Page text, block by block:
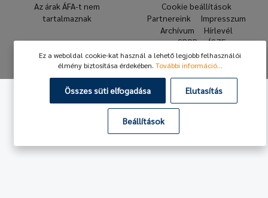
© 2026 Hafner Pneumatika
Az árak ÁFA-t nem
tartalmaznak
Cookie beállítások
Partnereink
Impresszum
Archívum
Hírlevél
GDPR
ÁSZF
Ez a weboldal cookie-kat használ a lehető legjobb felhasználói
élmény biztosítása érdekében. További információ...
Összes süti elfogadása Elutasítás
Beállítások